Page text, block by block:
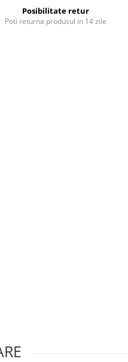
Posibilitate retur
Poti returna produsul in 14 zile